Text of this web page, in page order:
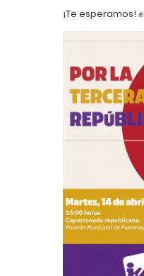
¡Te esperamos! ✊